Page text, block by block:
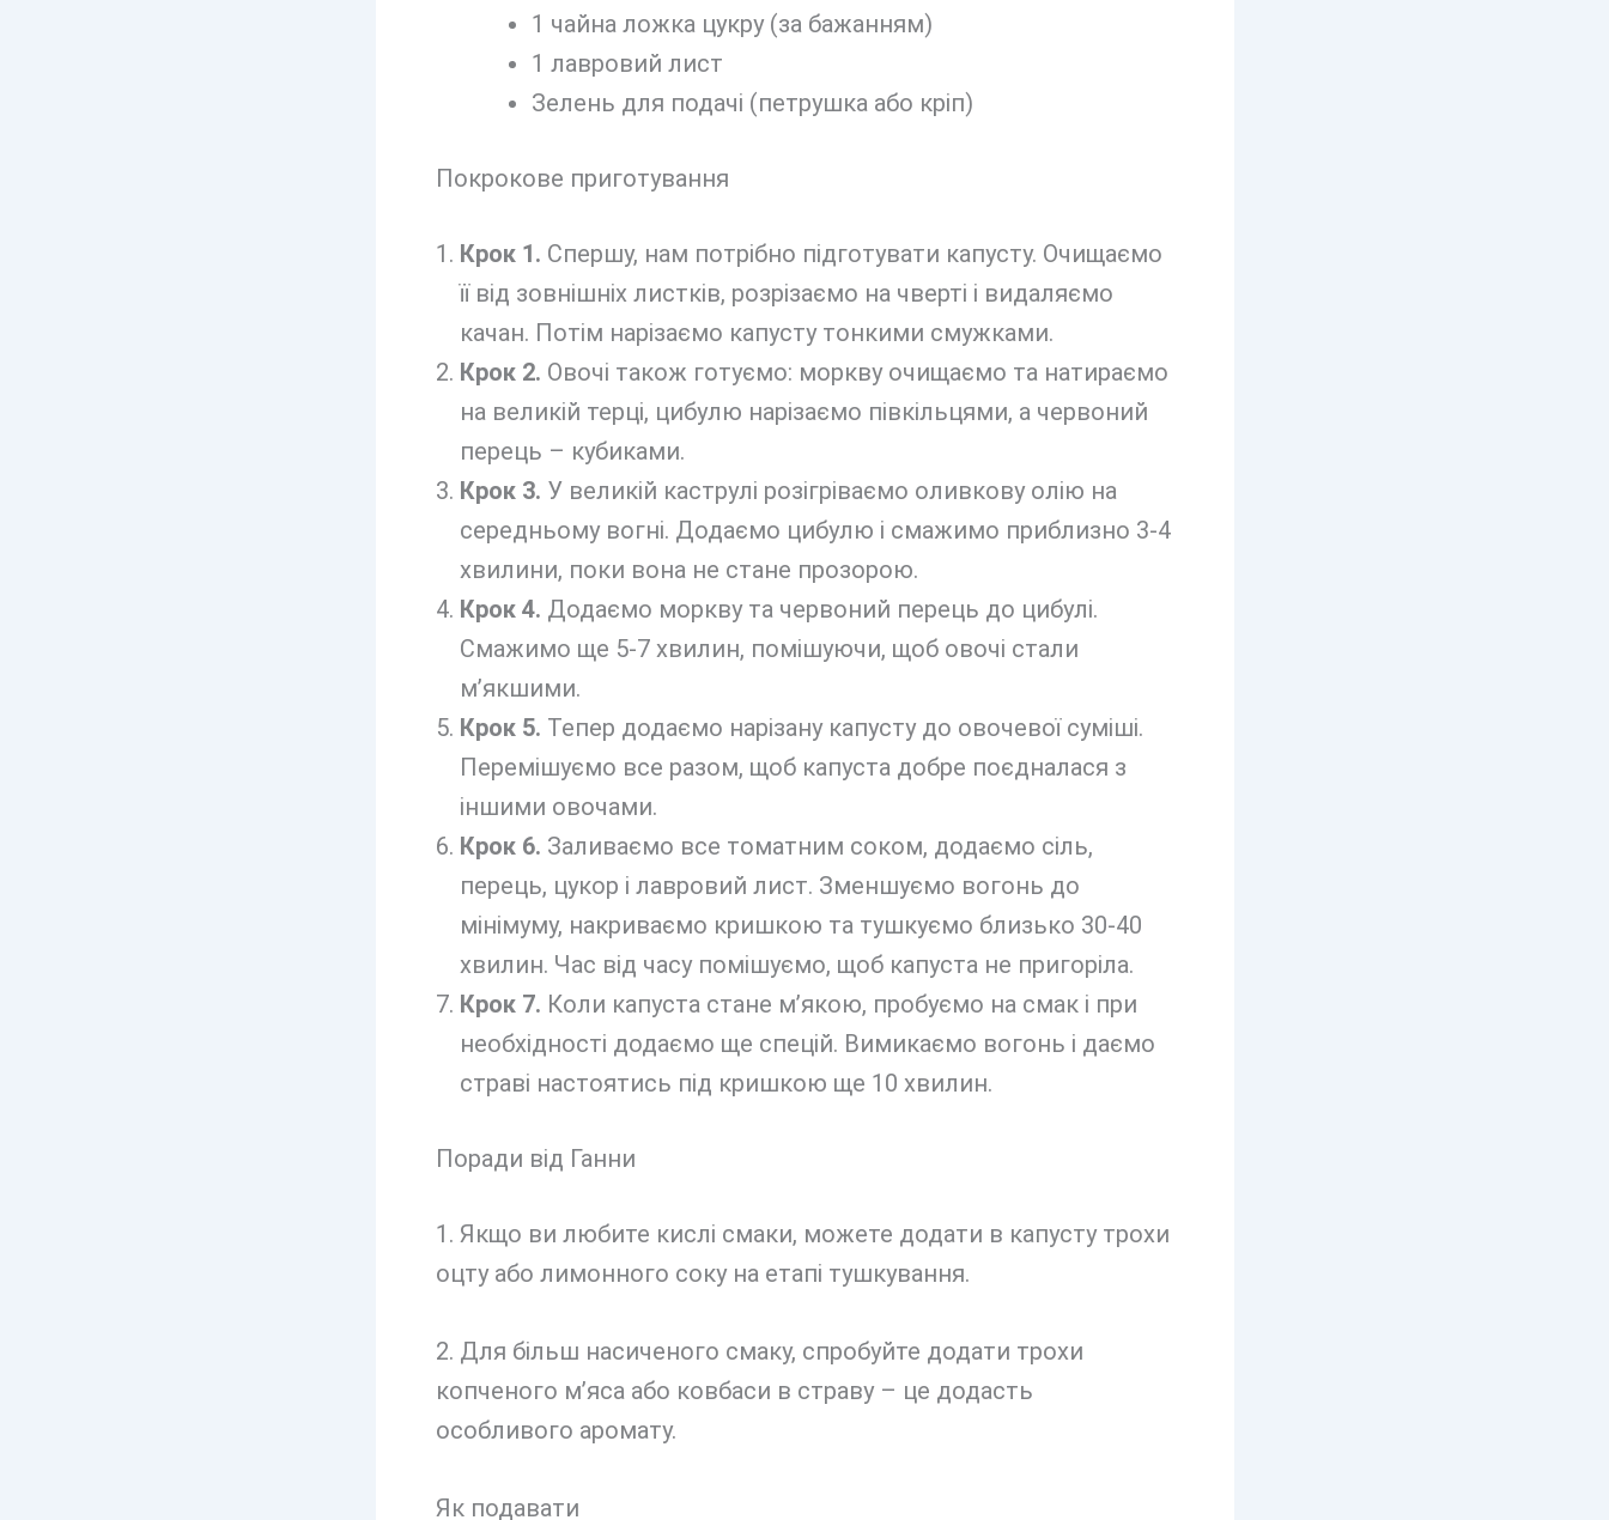
1 чайна ложка цукру (за бажанням)
1 лавровий лист
Зелень для подачі (петрушка або кріп)
Покрокове приготування
Крок 1. Спершу, нам потрібно підготувати капусту. Очищаємо
її від зовнішніх листків, розрізаємо на чверті і видаляємо
качан. Потім нарізаємо капусту тонкими смужками.
Крок 2. Овочі також готуємо: моркву очищаємо та натираємо
на великій терці, цибулю нарізаємо півкільцями, а червоний
перець – кубиками.
Крок 3. У великій каструлі розігріваємо оливкову олію на
середньому вогні. Додаємо цибулю і смажимо приблизно 3-4
хвилини, поки вона не стане прозорою.
Крок 4. Додаємо моркву та червоний перець до цибулі.
Смажимо ще 5-7 хвилин, помішуючи, щоб овочі стали
м’якшими.
Крок 5. Тепер додаємо нарізану капусту до овочевої суміші.
Перемішуємо все разом, щоб капуста добре поєдналася з
іншими овочами.
Крок 6. Заливаємо все томатним соком, додаємо сіль,
перець, цукор і лавровий лист. Зменшуємо вогонь до
мінімуму, накриваємо кришкою та тушкуємо близько 30-40
хвилин. Час від часу помішуємо, щоб капуста не пригоріла.
Крок 7. Коли капуста стане м’якою, пробуємо на смак і при
необхідності додаємо ще спецій. Вимикаємо вогонь і даємо
страві настоятись під кришкою ще 10 хвилин.
Поради від Ганни
1. Якщо ви любите кислі смаки, можете додати в капусту трохи
оцту або лимонного соку на етапі тушкування.
2. Для більш насиченого смаку, спробуйте додати трохи
копченого м’яса або ковбаси в страву – це додасть
особливого аромату.
Як подавати